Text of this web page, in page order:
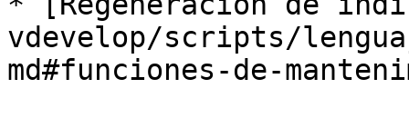
vdevelop/scripts/
md#funciones-de-